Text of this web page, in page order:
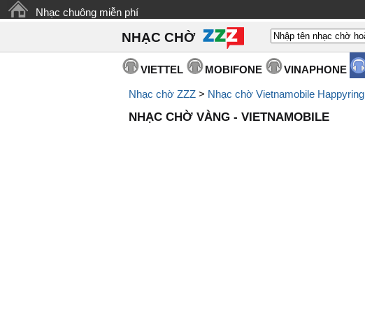
Nhạc chuông miễn phí
NHẠC CHỜ
VIETTEL MOBIFONE VINAPHONE
Nhạc chờ ZZZ > Nhạc chờ Vietnamobile Happyring
NHẠC CHỜ VÀNG - VIETNAMOBILE